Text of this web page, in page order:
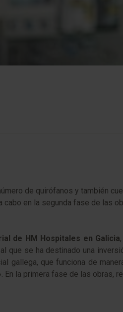
de quirófanos y también
cabo en la segunda fase de las
de HM Hospitales en Galicia
que se ha destinado una
gallega, que funciona de
la primera fase de las obras,